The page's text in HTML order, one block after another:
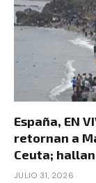
España, EN
retornan a
Ceuta;
JULIO 31, 2026